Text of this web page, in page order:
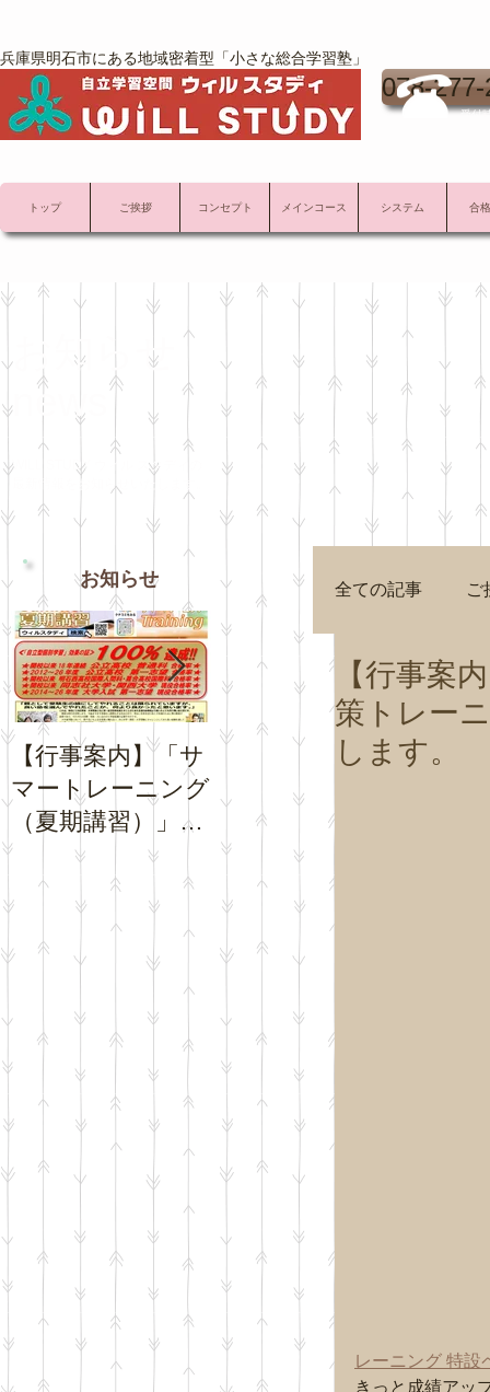
兵庫県明石市にある地域密着型「小さな総合学習塾」
078-
受付
トップ ご挨拶 コンセプト メインコース システム 合
お知らせ
news
WILL STUDY ウィル スタディの
最新情報をお知らせいたします。
お知らせ
【行事案内】「サ
マートレーニング
（夏期講習）」の
お申込受付を開始
いたします。
【お知らせ】夏休
み期間中の「通常
トレーニング」の
日程について
【お
全ての記事 ご
【行事案
策トレー
します。
レーニング 特設
きっと成績アッ